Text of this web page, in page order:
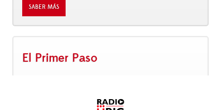
SABER MÁS
El Primer Paso